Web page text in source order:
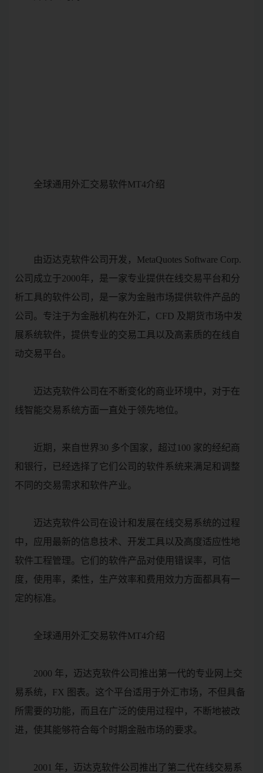
全球通用外汇交易软件MT4介绍
由迈达克软件公司开发，MetaQuotes Software Corp.
公司成立于2000年，是一家专业提供在线交易平台和分
析工具的软件公司，是一家为金融市场提供软件产品的
公司。专注于为金融机构在外汇，CFD 及期货市场中发
展系统软件，提供专业的交易工具以及高素质的在线自
动交易平台。
迈达克软件公司在不断变化的商业环境中，对于在
线智能交易系统方面一直处于领先地位。
近期，来自世界30 多个国家，超过100 家的经纪商
和银行，已经选择了它们公司的软件系统来满足和调整
不同的交易需求和软件产业。
迈达克软件公司在设计和发展在线交易系统的过程
中，应用最新的信息技术、开发工具以及高度适应性地
软件工程管理。它们的软件产品对使用错误率，可信
度，使用率，柔性，生产效率和费用效力方面都具有一
定的标准。
全球通用外汇交易软件MT4介绍
2000 年，迈达克软件公司推出第一代的专业网上交
易系统，FX 图表。这个平台适用于外汇市场，不但具备
所需要的功能，而且在广泛的使用过程中，不断地被改
进，使其能够符合每个时期金融市场的要求。
2001 年，迈达克软件公司推出了第二代在线交易系